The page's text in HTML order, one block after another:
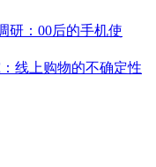
研：00后的手机使
线上购物的不确定性